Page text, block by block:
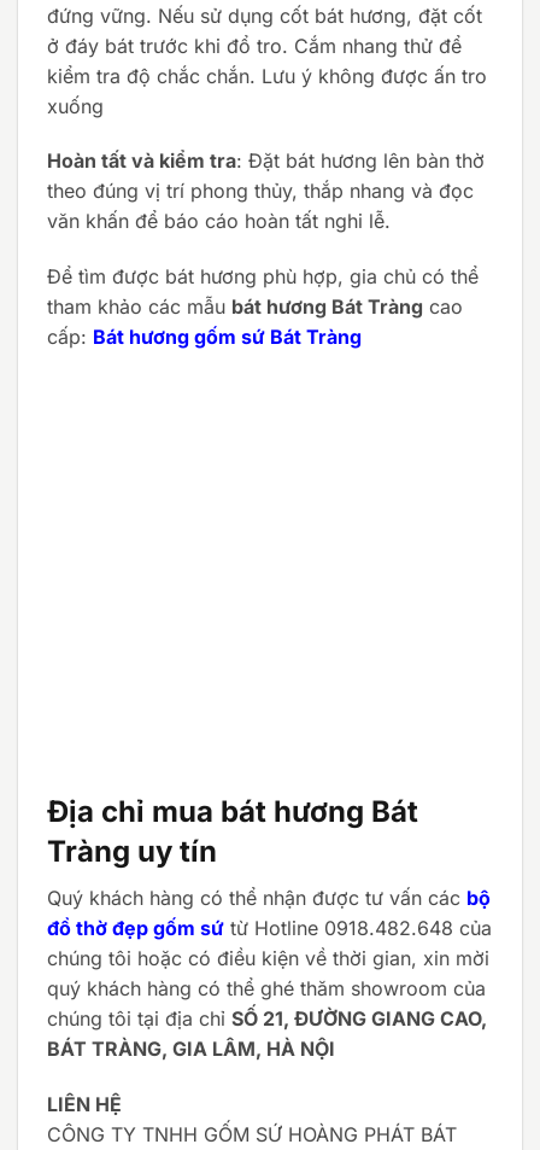
đứng vững. Nếu sử dụng cốt bát hương, đặt cốt
ở đáy bát trước khi đổ tro. Cắm nhang thử để
kiểm tra độ chắc chắn. Lưu ý không được ấn tro
xuống
Hoàn tất và kiểm tra: Đặt bát hương lên bàn thờ
theo đúng vị trí phong thủy, thắp nhang và đọc
văn khấn để báo cáo hoàn tất nghi lễ.
Để tìm được bát hương phù hợp, gia chủ có thể
tham khảo các mẫu bát hương Bát Tràng cao
cấp: Bát hương gốm sứ Bát Tràng
Địa chỉ mua bát hương Bát
Tràng uy tín
Quý khách hàng có thể nhận được tư vấn các bộ
đồ thờ đẹp gốm sứ từ Hotline 0918.482.648 của
chúng tôi hoặc có điều kiện về thời gian, xin mời
quý khách hàng có thể ghé thăm showroom của
chúng tôi tại địa chỉ SỐ 21, ĐƯỜNG GIANG CAO,
BÁT TRÀNG, GIA LÂM, HÀ NỘI
LIÊN HỆ
CÔNG TY TNHH GỐM SỨ HOÀNG PHÁT BÁT